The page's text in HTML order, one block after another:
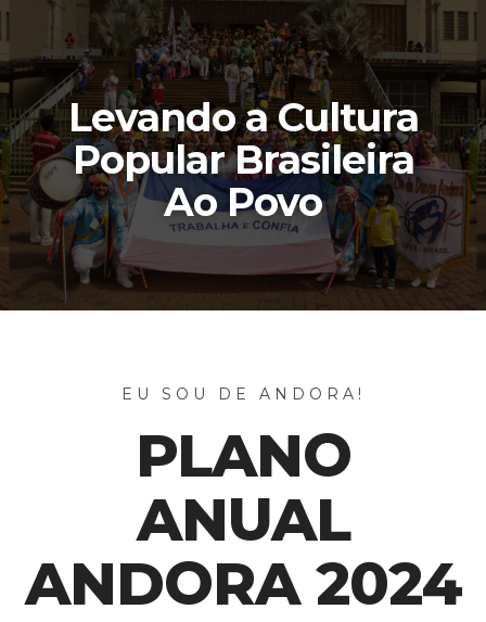
Levando a Cultura
Popular Brasileira
Ao Povo
EU SOU DE ANDORA!
PLANO
ANUAL
ANDORA 2024